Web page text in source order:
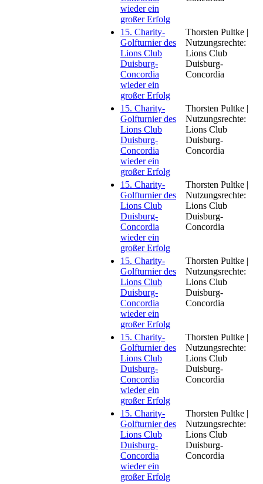
wieder ein
großer Erfolg
15. Charity-
Golfturnier des
Lions Club
Duisburg-
Concordia
wieder ein
großer Erfolg
Thorsten Pultke |
Nutzungsrechte:
Lions Club
Duisburg-
Concordia
15. Charity-
Golfturnier des
Lions Club
Duisburg-
Concordia
wieder ein
großer Erfolg
Thorsten Pultke |
Nutzungsrechte:
Lions Club
Duisburg-
Concordia
15. Charity-
Golfturnier des
Lions Club
Duisburg-
Concordia
wieder ein
großer Erfolg
Thorsten Pultke |
Nutzungsrechte:
Lions Club
Duisburg-
Concordia
15. Charity-
Golfturnier des
Lions Club
Duisburg-
Concordia
wieder ein
großer Erfolg
Thorsten Pultke |
Nutzungsrechte:
Lions Club
Duisburg-
Concordia
15. Charity-
Golfturnier des
Lions Club
Duisburg-
Concordia
wieder ein
großer Erfolg
Thorsten Pultke |
Nutzungsrechte:
Lions Club
Duisburg-
Concordia
15. Charity-
Golfturnier des
Lions Club
Duisburg-
Concordia
wieder ein
großer Erfolg
Thorsten Pultke |
Nutzungsrechte:
Lions Club
Duisburg-
Concordia